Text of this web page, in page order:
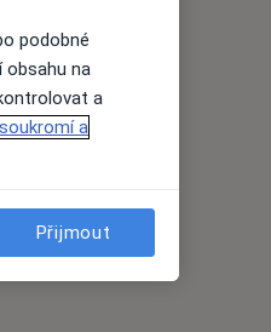
podobné
obsahu na
a
a
Přijmout